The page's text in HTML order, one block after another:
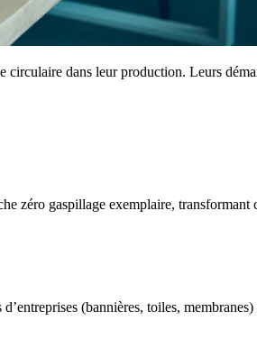
circulaire dans leur production. Leurs
zéro gaspillage exemplaire, transformant
(bannières, toiles,